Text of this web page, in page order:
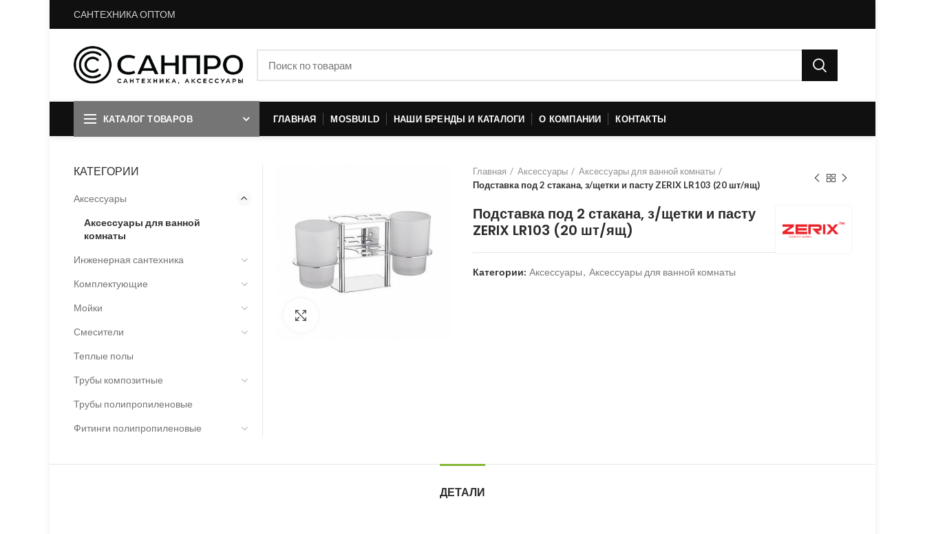
САНТЕХНИКА ОПТОМ
КАТАЛОГ ТОВАРОВ ГЛАВНАЯ MOSBUILD НАШИ БРЕНДЫ И КАТАЛОГИ О КОМПАНИИ КОНТАКТЫ
Главная Аксессуары
Аксессуары для ванной комнаты
Подставка под 2 стакана, з/щетки и пасту ZERIX LR103 (20 шт/ящ)
Подставка под 2 стакана, з/щетки и пасту
ZERIX LR103 (20 шт/ящ)
Категории: Аксессуары, Аксессуары для ванной комнаты
КАТЕГОРИИ
Аксессуары
Аксессуары для ванной
комнаты
Инженерная сантехника
Комплектующие
Мойки
Смесители
Теплые полы
Трубы композитные
Трубы полипропиленовые
Фитинги полипропиленовые
ДЕТАЛИ